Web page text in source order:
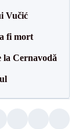
Vučić
fi mort
Cernavodă